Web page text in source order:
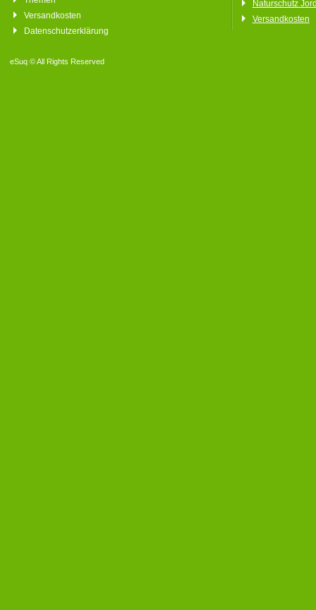
Versandkosten
Datenschutzerklärung
Naturschutz
Versandkosten
eSuq © All Rights Reserved